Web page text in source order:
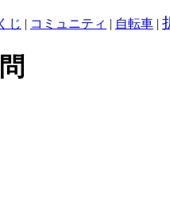
じ | コミュニティ | 自転車 |